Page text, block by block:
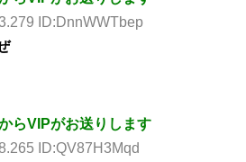
ID:DnnWWTbep
らVIPがお送りします
ID:QV87H3Mqd